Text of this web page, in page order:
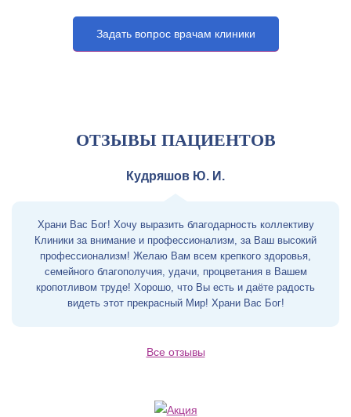
Задать вопрос врачам клиники
ОТЗЫВЫ ПАЦИЕНТОВ
Кудряшов Ю. И.
Храни Вас Бог! Хочу выразить благодарность коллективу
Клиники за внимание и профессионализм, за Ваш высокий
профессионализм! Желаю Вам всем крепкого здоровья,
семейного благополучия, удачи, процветания в Вашем
кропотливом труде! Хорошо, что Вы есть и даёте радость
видеть этот прекрасный Мир! Храни Вас Бог!
Все отзывы